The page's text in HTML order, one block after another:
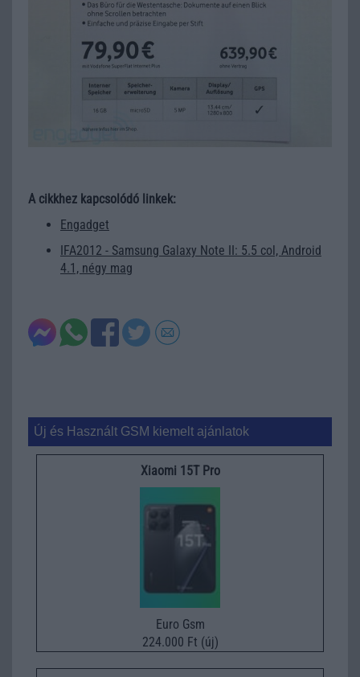
A cikkhez kapcsolódó linkek:
Engadget
IFA2012 - Samsung Galaxy Note II: 5.5 col, Android
4.1, négy mag
Új és Használt GSM kiemelt ajánlatok
Xiaomi 15T Pro
Euro Gsm
224.000 Ft (új)